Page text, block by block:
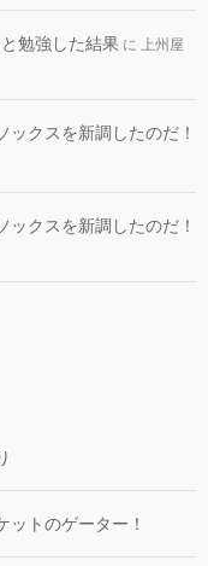
勉強した結果 に
上州屋
クスを新調したのだ！
クスを新調したのだ！
トのゲーター！